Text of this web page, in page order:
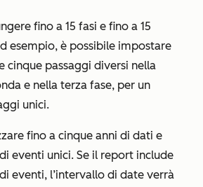
fino a 15 fasi e fino a 15
esempio, è possibile impostare
cinque passaggi diversi nella
e nella terza fase, per un
unici.
fino a cinque anni di dati e
eventi unici. Se il report include
eventi, l’intervallo di date verrà